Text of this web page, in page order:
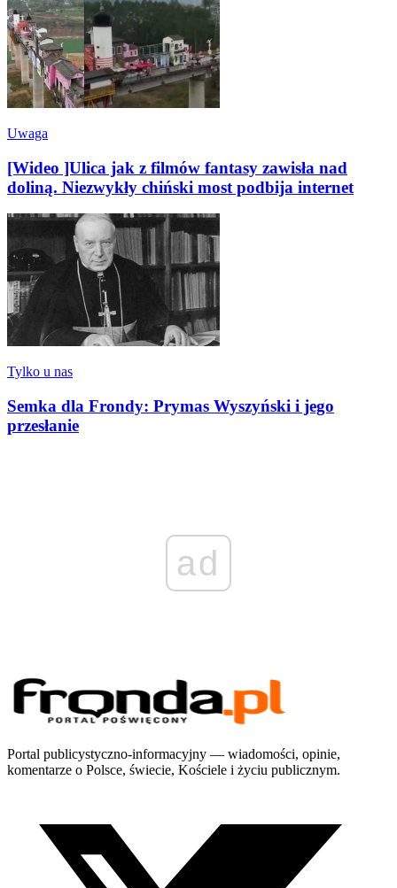
Uwaga
[Wideo ]Ulica jak z filmów fantasy zawisła nad
doliną. Niezwykły chiński most podbija internet
Tylko u nas
Semka dla Frondy: Prymas Wyszyński i jego
przesłanie
ad
Portal publicystyczno-informacyjny — wiadomości, opinie,
komentarze o Polsce, świecie, Kościele i życiu publicznym.